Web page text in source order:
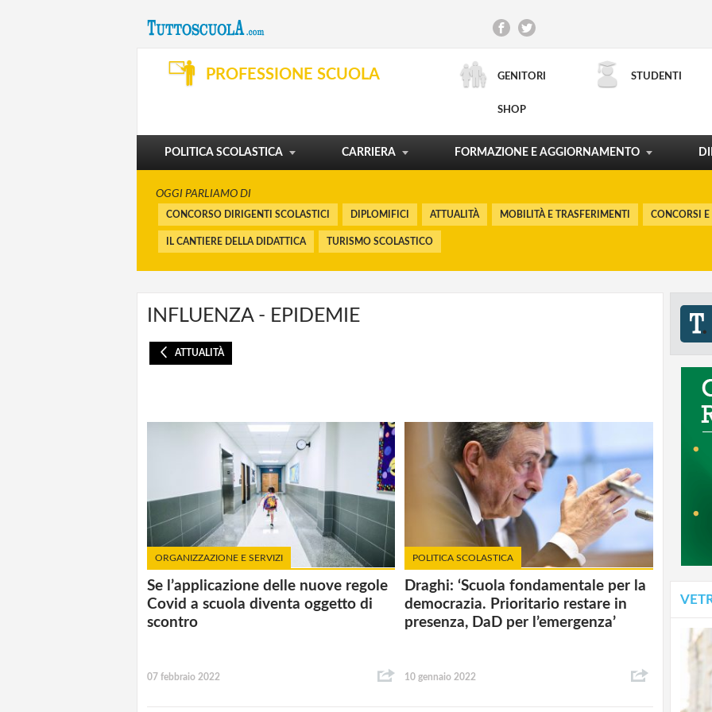
PROFESSIONE SCUOLA GENITORI STUDENTI
SHOP
POLITICA SCOLASTICA MOSTRA TUTTO
CARRIERA
SVILUPPO PROFESSIONALE CONCORSI E RECLUTAMENTO CONTRATTO DI LAVORO
MOSTRA TUTTO
FORMAZIONE E AGGIORNAMENTO
MOSTRA TUTTO
ORGANIZZAZIONE E SERVIZI INCARICHI DI DOCENZA SCUOLA E TERRITORIO
MOSTRA TUTTO
RICERCA AVANZATA
OGGI PARLIAMO DI
CONCORSO DIRIGENTI SCOLASTICI DIPLOMIFICI ATTUALITÀ MOBILITÀ E TRASFERIMENTI CONCORSI E
IL CANTIERE DELLA DIDATTICA TURISMO SCOLASTICO
INFLUENZA - EPIDEMIE
ATTUALITÀ
ORGANIZZAZIONE E SERVIZI
Se l’applicazione delle nuove regole
Covid a scuola diventa oggetto di
scontro
07 febbraio 2022
POLITICA SCOLASTICA
Draghi: ‘Scuola fondamentale per la
democrazia. Prioritario restare in
presenza, DaD per l’emergenza’
10 gennaio 2022